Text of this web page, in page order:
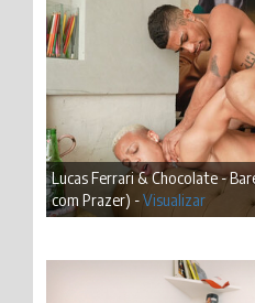
Lucas Ferrari & Chocolate -
com Prazer) -Visualizar